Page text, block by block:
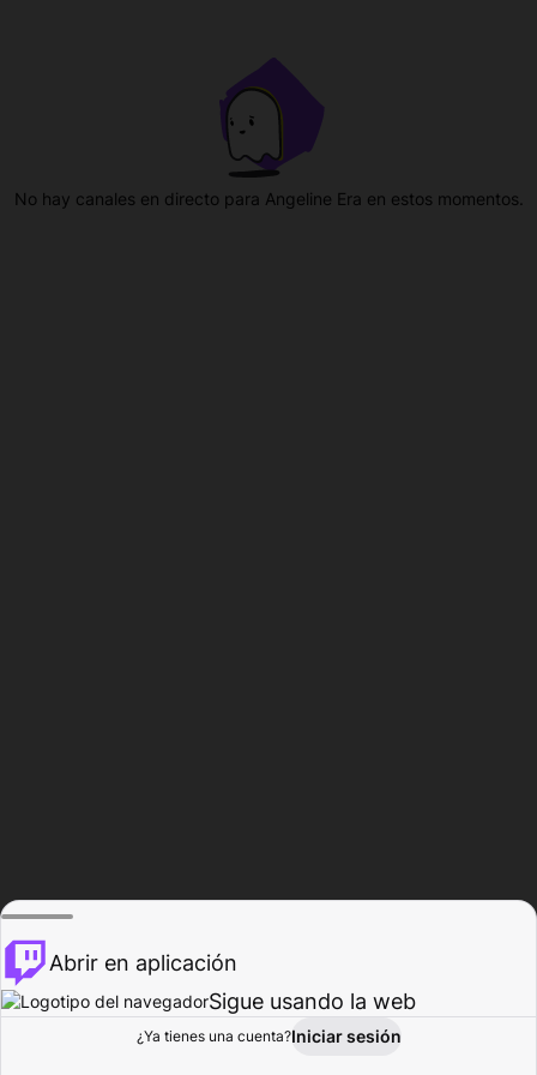
Explorar Actividad
No hay canales en directo para Angeline Era en estos momentos.
Abrir en aplicación
Sigue usando la web
¿Ya tienes una cuenta?Iniciar sesión